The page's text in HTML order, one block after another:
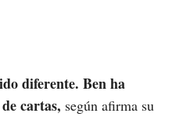
diferente. Ben ha
cartas, según afirma su